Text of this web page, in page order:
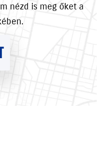
nézd is meg őket a